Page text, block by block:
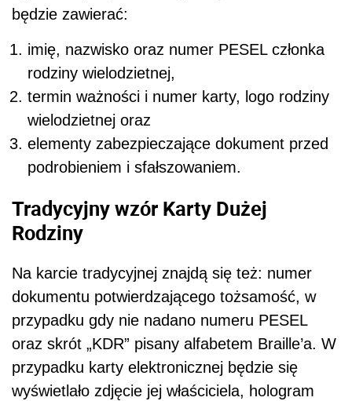
będzie zawierać:
imię, nazwisko oraz numer PESEL członka
rodziny wielodzietnej,
termin ważności i numer karty, logo rodziny
wielodzietnej oraz
elementy zabezpieczające dokument przed
podrobieniem i sfałszowaniem.
Tradycyjny wzór Karty Dużej
Rodziny
Na karcie tradycyjnej znajdą się też: numer
dokumentu potwierdzającego tożsamość, w
przypadku gdy nie nadano numeru PESEL
oraz skrót „KDR” pisany alfabetem Braille’a. W
przypadku karty elektronicznej będzie się
wyświetlało zdjęcie jej właściciela, hologram